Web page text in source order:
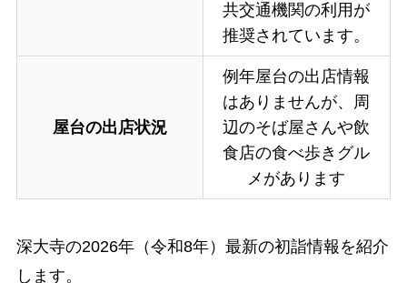
共交通機関の利用が
推奨されています。
屋台の出店状況
例年屋台の出店情報
はありませんが、周
辺のそば屋さんや飲
食店の食べ歩きグル
メがあります
深大寺の2026年（令和8年）最新の初詣情報を紹介
します。